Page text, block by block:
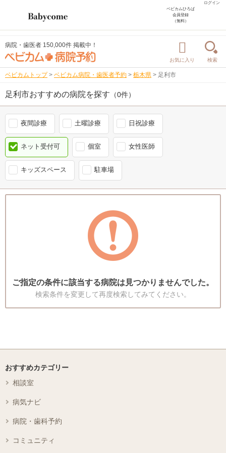
ログイン
ベビカムひろば
会員登録
（無料）
病院・歯医者 150,000件 掲載中！
お気に入り 検索
ベビカムトップ > ベビカム病院・歯医者予約 > 栃木県 > 足利市
足利市おすすめの病院を探す （0件）
夜間診療 土曜診療 日祝診療
ネット受付可 個室 女性医師
キッズスペース 駐車場
ご指定の条件に該当する病院は見つかりませんでした。
検索条件を変更して再度検索してみてください。
おすすめカテゴリー
相談室
病気ナビ
病院・歯科予約
コミュニティ